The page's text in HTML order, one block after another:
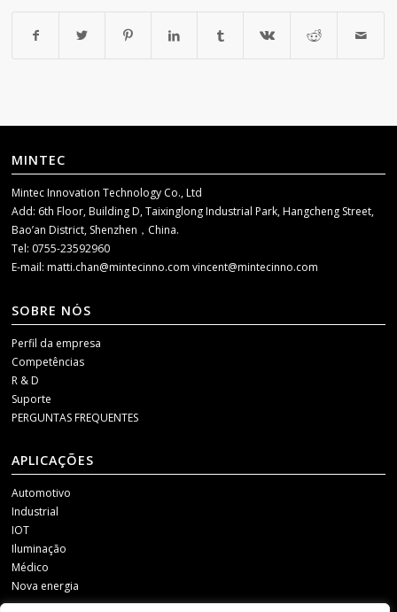
MINTEC
Mintec Innovation Technology Co., Ltd
Add: 6th Floor, Building D, Taixinglong Industrial Park, Hangcheng Street,
Bao’an District, Shenzhen，China.
Tel: 0755-23592960
E-mail:matti.chan@mintecinno.comvincent@mintecinno.com
SOBRE NÓS
Perfil da empresa
Competências
R & D
Suporte
PERGUNTAS FREQUENTES
APLICAÇÕES
Automotivo
Industrial
IOT
Iluminação
Médico
Nova energia